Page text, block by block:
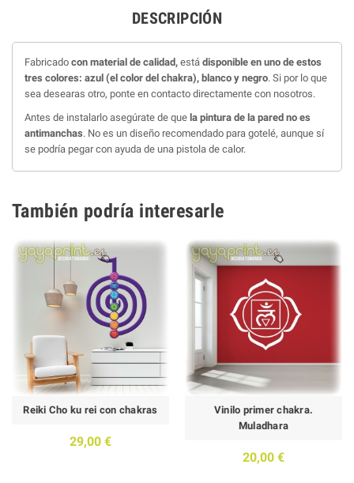
DESCRIPCIÓN
Fabricado con material de calidad, está disponible en uno de estos
tres colores: azul (el color del chakra), blanco y negro. Si por lo que
sea desearas otro, ponte en contacto directamente con nosotros.
Antes de instalarlo asegúrate de que la pintura de la pared no es
antimanchas. No es un diseño recomendado para gotelé, aunque sí
se podría pegar con ayuda de una pistola de calor.
También podría interesarle
Reiki Cho ku rei con chakras
29,00 €
Vinilo primer chakra.
Muladhara
20,00 €